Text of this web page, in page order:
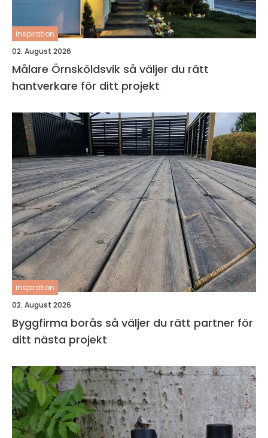
inspiration
02. August 2026
Målare Örnsköldsvik så väljer du rätt
hantverkare för ditt projekt
inspiration
02. August 2026
Byggfirma borås så väljer du rätt partner för
ditt nästa projekt